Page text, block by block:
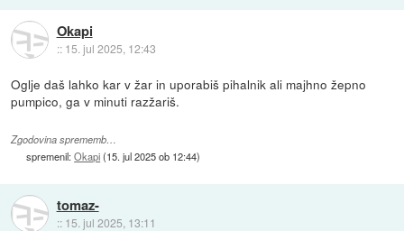
Okapi
:: 15. jul 2025, 12:43
Oglje daš lahko kar v žar in uporabiš pihalnik ali majhno žepno
pumpico, ga v minuti razžariš.
Zgodovina sprememb…
spremenil:Okapi(15. jul 2025 ob 12:44)
tomaz-
:: 15. jul 2025, 13:11